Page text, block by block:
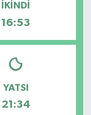
İKINDI
16:53
YATSI
21:34